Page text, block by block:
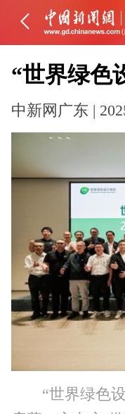
“世界绿色
中新网广东 |
“世界绿色